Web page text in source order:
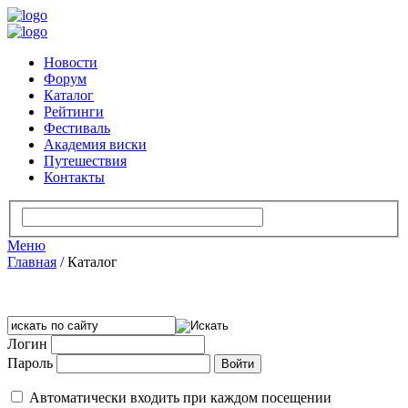
Новости
Форум
Каталог
Рейтинги
Фестиваль
Академия виски
Путешествия
Контакты
Меню
Главная /Каталог
Логин
Пароль
Автоматически входить при каждом посещении